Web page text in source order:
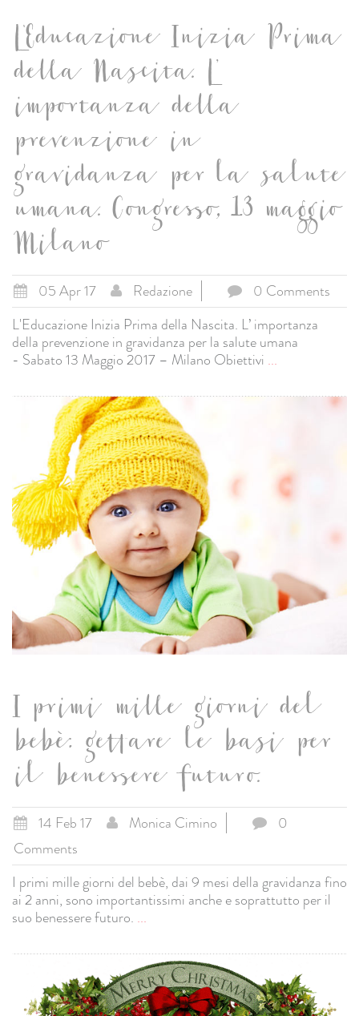
L'Educazione Inizia Prima
della Nascita. L’
importanza della
prevenzione in
gravidanza per la salute
umana. Congresso, 13 maggio
Milano
05 Apr 17 Redazione
0 Comments
L'Educazione Inizia Prima della Nascita. L’ importanza
della prevenzione in gravidanza per la salute umana
- Sabato 13 Maggio 2017 – Milano Obiettivi ...
I primi mille giorni del
bebè: gettare le basi per
il benessere futuro.
14 Feb 17 Monica Cimino
0
Comments
I primi mille giorni del bebè, dai 9 mesi della gravidanza fino
ai 2 anni, sono importantissimi anche e soprattutto per il
suo benessere futuro. ...